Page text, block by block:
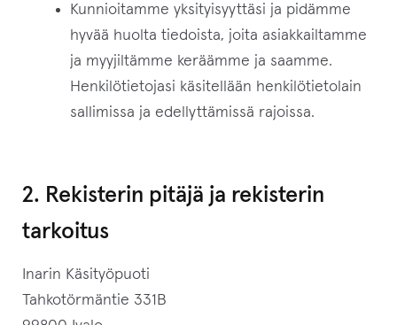
Kunnioitamme yksityisyyttäsi ja pidämme
hyvää huolta tiedoista, joita asiakkailtamme
ja myyjiltämme keräämme ja saamme.
Henkilötietojasi käsitellään henkilötietolain
sallimissa ja edellyttämissä rajoissa.
2. Rekisterin pitäjä ja rekisterin
tarkoitus
Inarin Käsityöpuoti
Tahkotörmäntie 331B